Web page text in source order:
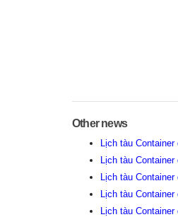
Other news
Lịch tàu
Lịch tàu
Lịch tàu
Lịch tàu
Lịch tàu